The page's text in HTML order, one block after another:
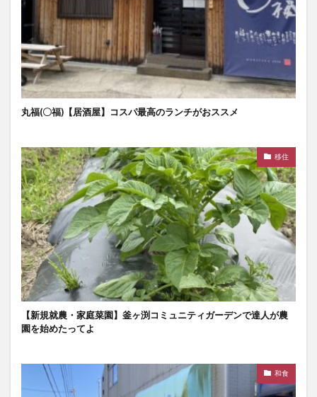
丸福(〇福)【居酒屋】コスパ最高のランチがおススメ
移住
【新規就農・家庭菜園】釜ヶ渕コミュニティガーデンで達人が農
園を始めたってよ
和食